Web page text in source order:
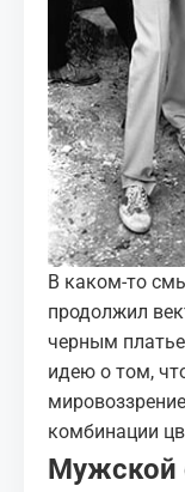
В каком-то
продолжил
черным
идею о том,
комбинации
Мужской